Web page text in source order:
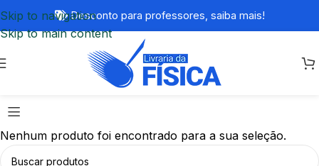
Skip to navigation
Skip to main content
Desconto para professores, saiba mais!
Nenhum produto foi encontrado para a sua seleção.